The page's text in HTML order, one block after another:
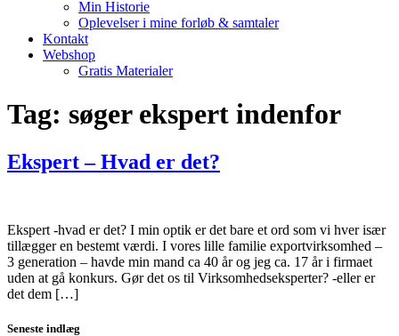
Min Historie
Oplevelser i mine forløb & samtaler
Kontakt
Webshop
Gratis Materialer
Tag: søger ekspert indenfor
Ekspert – Hvad er det?
Ekspert -hvad er det? I min optik er det bare et ord som vi hver især
tillægger en bestemt værdi. I vores lille familie exportvirksomhed –
3 generation – havde min mand ca 40 år og jeg ca. 17 år i firmaet
uden at gå konkurs. Gør det os til Virksomhedseksperter? -eller er
det dem […]
Seneste indlæg